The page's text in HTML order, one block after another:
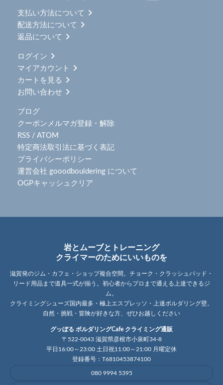
支払い方法について
配送方法について
返品について
ログイン
マイアカウント
カートを見る
お問い合わせ
ブログ
クーポンメルマガ登録・解除
RSS / ATOM
特定商法取引法に基づく表記
プライバシーポリシー
運営会社 gooodbouldering について
OGPキャッシュクリア
岩とムーブとトレーニング
クライマーのためにいいものを
滋賀発のジム・カフェ・ショップ複合空間。チョーク・クラッシュパッド・
リード用品まで道具一式が揃う。初心者からプロまで通える上達できるジ
ム。
クライミングシューズ国内最多・極上エスプレッソ・上達ボルダリング壁。
自然・挑戦・冒険が好きな方、ぜひお越しください
グッぼる ボルダリングCafe クライミング通販
〒522-0043 滋賀県彦根市小泉町34-8
平日16:00～23:00 土日祝11:00～21:00 月曜定休
登録番号：T6810453874100
080 9994 5395